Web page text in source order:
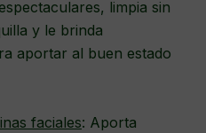
limpia sin
y le brinda
aportar al buen estado
faciales: Aporta